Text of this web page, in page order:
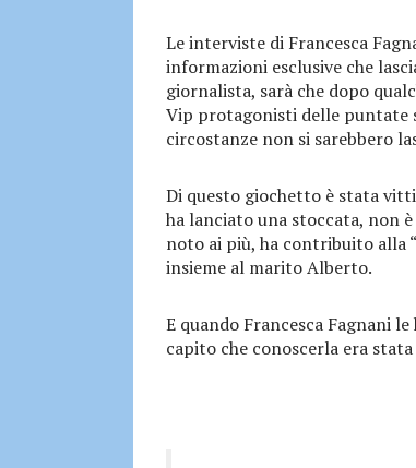
Le interviste di Francesca
informazioni esclusive che
giornalista, sarà che dopo
Vip protagonisti delle puntate
circostanze non si sarebbero
Di questo giochetto è stata
ha lanciato una stoccata, non
noto ai più, ha contribuito alla
insieme al marito Alberto.
E quando Francesca Fagnani
capito che conoscerla era